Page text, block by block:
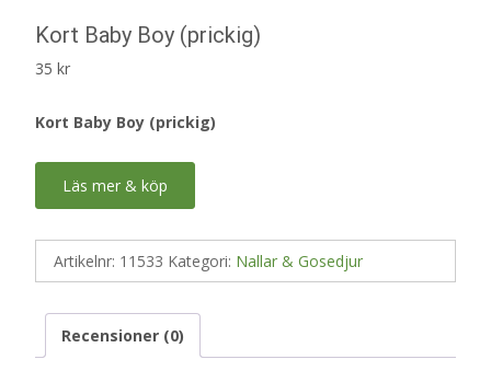
Kort Baby Boy (prickig)
35 kr
Kort Baby Boy (prickig)
Läs mer & köp
Artikelnr: 11533 Kategori: Nallar & Gosedjur
Recensioner (0)